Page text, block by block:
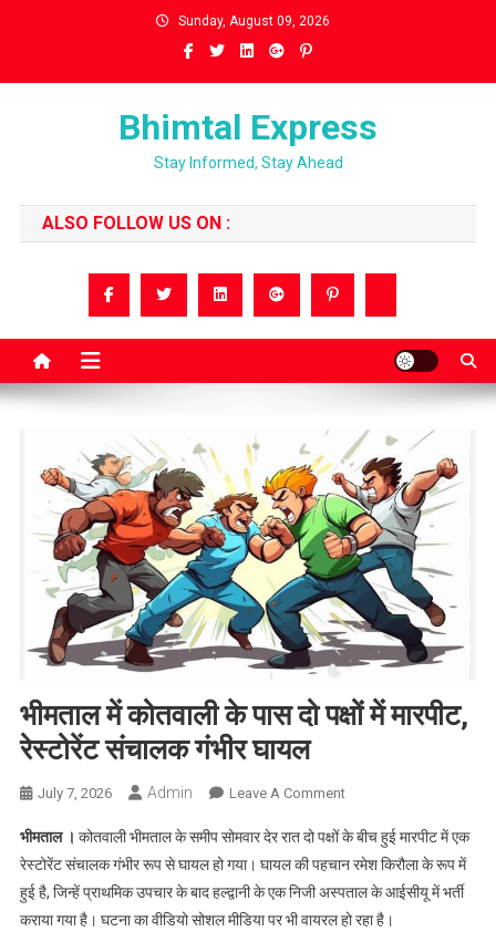
Sunday, August 09, 2026
Bhimtal Express
Stay Informed, Stay Ahead
ALSO FOLLOW US ON :
भीमताल में कोतवाली के पास दो पक्षों में मारपीट,
रेस्टोरेंट संचालक गंभीर घायल
July 7, 2026 Admin Leave A CommentOn
में
कोतवाली
के
पास
भीमताल । कोतवाली भीमताल के समीप सोमवार देर रात दो पक्षों के बीच हुई मारपीट में एक
रेस्टोरेंट संचालक गंभीर रूप से घायल हो गया। घायल की पहचान रमेश किरौला के रूप में
हुई है, जिन्हें प्राथमिक उपचार के बाद हल्द्वानी के एक निजी अस्पताल के आईसीयू में भर्ती
कराया गया है। घटना का वीडियो सोशल मीडिया पर भी वायरल हो रहा है।